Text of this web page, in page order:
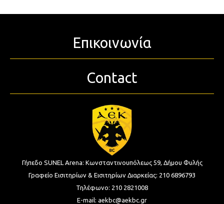
Επικοινωνία
Contact
Γήπεδο SUNEL Arena: Κωνσταντινουπόλεως 59, Δήμου Φυλής
Γραφείο Εισιτηρίων & Εισιτηρίων Διαρκείας: 210 6896793
Τηλέφωνο: 210 2821008
E-mail: aekbc@aekbc.gr